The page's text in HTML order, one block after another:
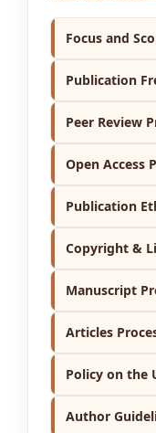
Focus and
Publication
Peer Review
Open Access
Publication
Copyright &
Manuscript
Articles
Policy on the
Author